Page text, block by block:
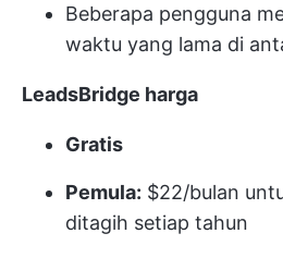
Beberapa pengguna
waktu yang lama di
LeadsBridge harga
Gratis
Pemula: $22/bulan
ditagih setiap tahun